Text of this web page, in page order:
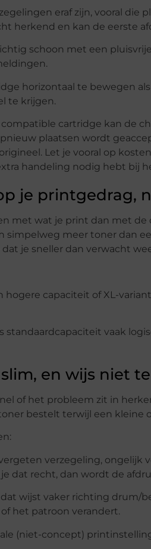
eraf zijn, vooral die
herkend en kan de eerste
schoon met een
horizontaal te bewegen
te krijgen.
compatible cartridge kan de
plaatsen wordt
Let je vooral op
handeling nodig hebt bij
je printgedrag,
met wat je print dan met
simpelweg meer toner dan
je sneller dan verwacht
hogere capaciteit of XL-
standaardcapaciteit vaak
en wijs niet
of het probleem zit in
bestelt terwijl een kleine
verzegeling, ongelijk
dat recht, dan wordt de
wijst vaker richting drum/
het patroon verandert.
(niet-concept)